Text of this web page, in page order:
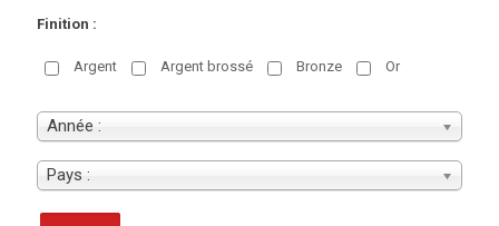
Finition :
Argent Argent brossé Bronze Or
Année :
Pays :